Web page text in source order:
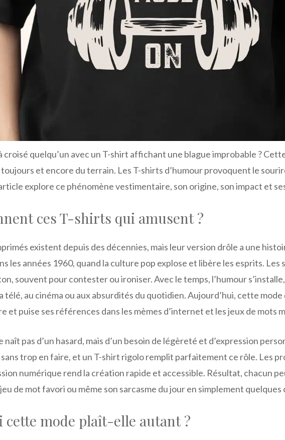
croisé quelqu’un avec un T-shirt affichant une blague improbable ?
toujours et encore du terrain. Les T-shirts d’humour provoquent le
explore ce phénomène vestimentaire, son origine, son impact et
ces T-shirts qui amusent ?
existent depuis des décennies, mais leur version drôle a une
les années 1960, quand la culture pop explose et libère les esprits. Les
souvent pour contester ou ironiser. Avec le temps, l’humour
télé, au cinéma ou aux absurdités du quotidien. Aujourd’hui, cette mode
et puise ses références dans les mèmes d’internet et les jeux de mots
naît pas d’un hasard, mais d’un besoin de légèreté et d’expression
trop en faire, et un T-shirt rigolo remplit parfaitement ce rôle. Les
numérique rend la création rapide et accessible. Résultat, chacun
de mot favori ou même son sarcasme du jour en simplement quelques
cette mode plaît-elle autant ?